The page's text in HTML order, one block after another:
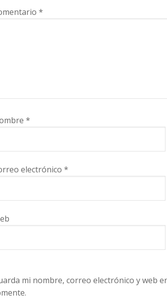
*
*
electrónico *
mi nombre, correo electrónico y web